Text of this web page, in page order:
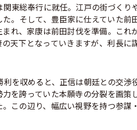
東総奉行に就任。江戸の街づくり
。そして、豊臣家に仕えていた前
れ、家康は前田討伐を準備。これ
天下となっていきますが、利長に
を収めると、正信は朝廷との交渉
を誇っていた本願寺の分裂を画策
この辺り、幅広い視野を持つ参謀